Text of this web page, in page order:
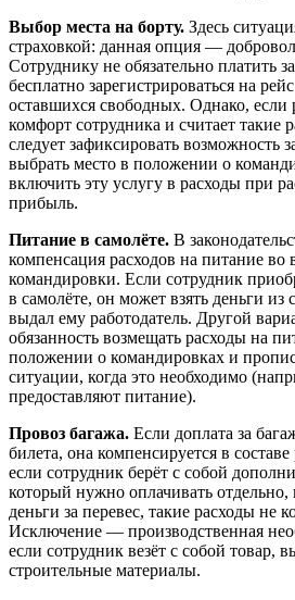
Выбор места на борту. Здесь
страховкой: данная опция —
Сотруднику не обязательно платить
бесплатно зарегистрироваться на
оставшихся свободных. Однако, если
комфорт сотрудника и считает такие
следует зафиксировать возможность
выбрать место в положении о
включить эту услугу в расходы при
прибыль.
Питание в самолёте. В
компенсация расходов на питание во
командировки. Если сотрудник
в самолёте, он может взять деньги из
выдал ему работодатель. Другой
обязанность возмещать расходы на
положении о командировках и
ситуации, когда это необходимо
предоставляют питание).
Провоз багажа. Если доплата за
билета, она компенсируется в
если сотрудник берёт с собой
который нужно оплачивать отдельно,
деньги за перевес, такие расходы не
Исключение — производственная
если сотрудник везёт с собой товар,
строительные материалы.